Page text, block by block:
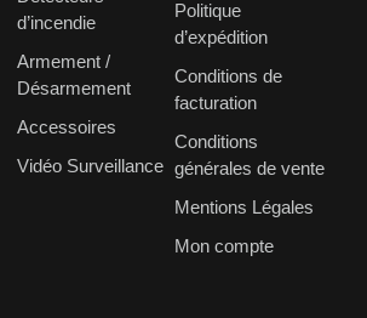
d’incendie
Armement /
Désarmement
Accessoires
Vidéo Surveillance
Politique
d’expédition
Conditions de
facturation
Conditions
générales de vente
Mentions Légales
Mon compte